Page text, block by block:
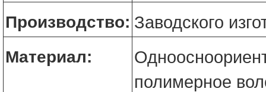
Производство: Заводского
Материал:
полимерное